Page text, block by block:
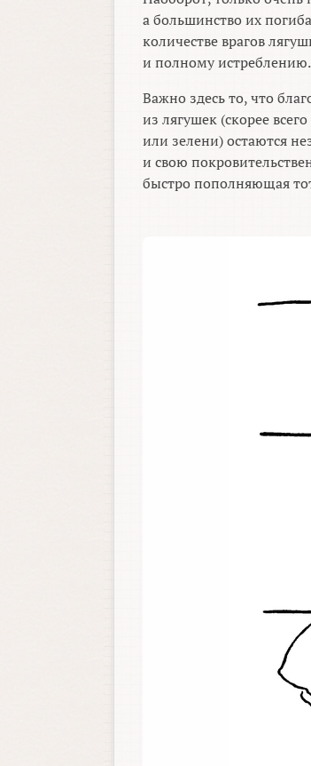
а большинство их
количестве врагов
и полному истреблению.
Важно здесь то, что
из лягушек (скорее
или зелени) остаются
и свою
быстро пополняющая